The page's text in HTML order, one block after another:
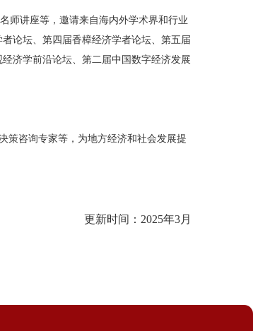
师讲座等，邀请来自海内外学术界和行业
论坛、第四届香樟经济学者论坛、 第五届
济学前沿论坛、 第二届中国数字经济发展
策咨询专家等，为地方经济和社会发展提
更新时间： 2025年3月